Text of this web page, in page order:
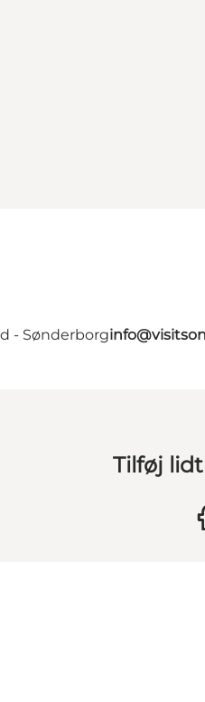
- Sønderborg
Tilføj